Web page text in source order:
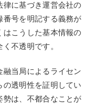
律に基づき運営会社の
番号を明記する義務が
はこうした基本情報の
不透明です。
当局によるライセン
の透明性を証明してい
勢は、不都合なことが